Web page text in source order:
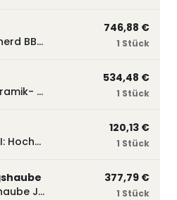
BEKO Einbauherd BBUM113N2B mit Hydrolyse, Schwarz BBUM113N2B
746,88 €
1 Stück
BEKO Glaskeramik- Strahlungskochfeld EH 9641 XHN, herdgebunden EH9641XHN
534,48 €
1 Stück
CARLO NOBILI: Hochdruck- Einhebelmischbatterie Blue, Mischbatterie verchromt 17770
120,13 €
1 Stück
ELICA: Wandhaube JOYE 60-A,600 mm breit Edelstahl JOYE60A
377,79 €
1 Stück